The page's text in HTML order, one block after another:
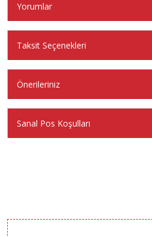
Yorumlar
Taksit Seçenekleri
Önerileriniz
Sanal Pos Koşulları